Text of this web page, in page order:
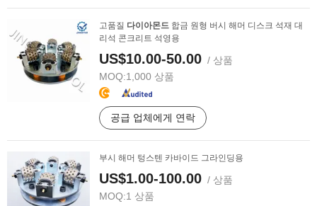
고품질 다이아몬드 합금 원형 버시 해머 디스크 석재 대
리석 콘크리트 석영용
US$10.00-50.00 / 상품
MOQ:1,000 상품
공급 업체에게 연락
부시 해머 텅스텐 카바이드 그라인딩용
US$1.00-100.00 / 상품
MOQ:1 상품